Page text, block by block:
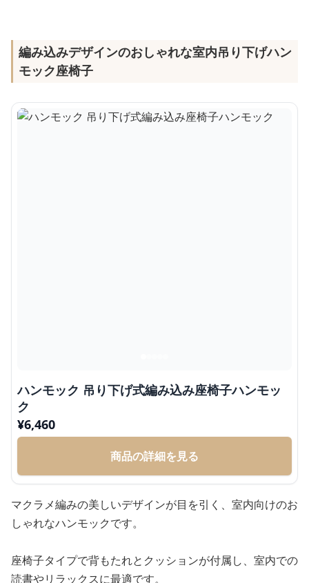
編み込みデザインのおしゃれな室内吊り下げハン
モック座椅子
ハンモック 吊り下げ式編み込み座椅子ハンモッ
ク
¥6,460
商品の詳細を見る
マクラメ編みの美しいデザインが目を引く、室内向けのお
しゃれなハンモックです。
座椅子タイプで背もたれとクッションが付属し、室内での
読書やリラックスに最適です。